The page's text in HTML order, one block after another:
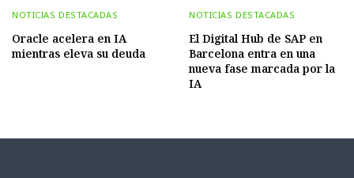
NOTICIAS DESTACADAS
Oracle acelera en IA
mientras eleva su deuda
NOTICIAS DESTACADAS
El Digital Hub de SAP en
Barcelona entra en una
nueva fase marcada por la
IA